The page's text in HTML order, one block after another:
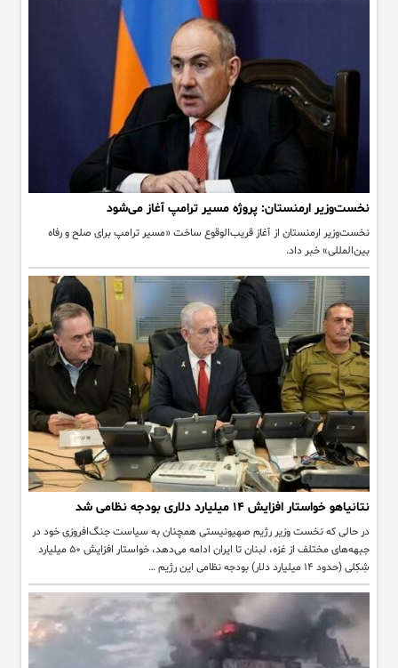
نخست‌وزیر ارمنستان: پروژه مسیر ترامپ آغاز می‌شود
نخست‌وزیر ارمنستان از آغاز قریب‌الوقوع ساخت «مسیر ترامپ برای صلح و رفاه
بین‌المللی» خبر داد.
نتانیاهو خواستار افزایش ۱۴ میلیارد دلاری بودجه نظامی شد
در حالی که نخست وزیر رژیم صهیونیستی همچنان به سیاست جنگ‌افروزی خود در
جبهه‌های مختلف از غزه، لبنان تا ایران ادامه می‌دهد، خواستار افزایش ۵۰ میلیارد
شِکِلی (حدود ۱۴ میلیارد دلار) بودجه نظامی این رژیم …